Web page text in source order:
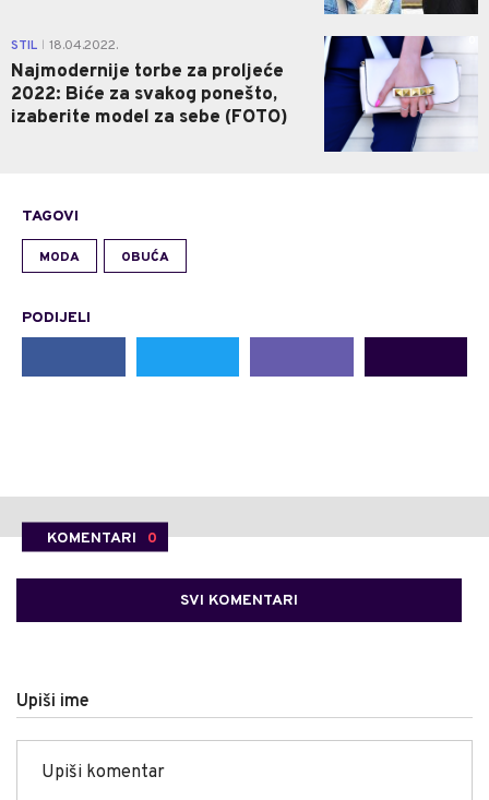
STIL 18.04.2022.
Najmodernije torbe za proljeće
2022: Biće za svakog ponešto,
izaberite model za sebe (FOTO)
TAGOVI
MODA OBUĆA
PODIJELI
KOMENTARI 0
SVI KOMENTARI
Upiši ime